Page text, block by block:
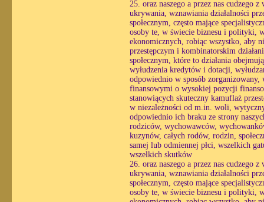
25. oraz naszego a przez nas cudzego
ukrywania, wznawiania działalności
społecznym, często mające
osoby te, w świecie biznesu i polityki,
ekonomicznych, robiąc wszystko, aby
przestępczym i kombinatorskim
społecznym, które to działania
wyłudzenia kredytów i dotacji,
odpowiednio w sposób
finansowymi o wysokiej pozycji
stanowiących skuteczny kamuflaż
w niezależności od m.in. woli,
odpowiednio ich braku ze strony
rodziców, wychowawców,
kuzynów, całych rodów, rodzin,
samej lub odmiennej płci, wszelkich
wszelkich skutków
26. oraz naszego a przez nas cudzego
ukrywania, wznawiania działalności
społecznym, często mające
osoby te, w świecie biznesu i polityki,